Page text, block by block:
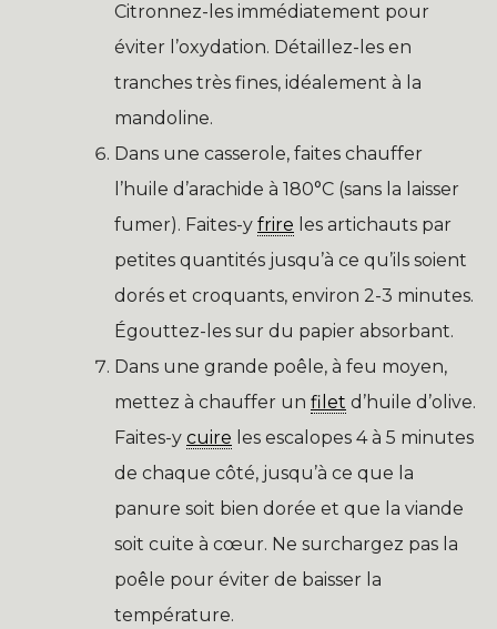
Citronnez-les immédiatement pour
éviter l’oxydation. Détaillez-les en
tranches très fines, idéalement à la
mandoline.
Dans une casserole, faites chauffer
l’huile d’arachide à 180°C (sans la laisser
fumer). Faites-y frire les artichauts par
petites quantités jusqu’à ce qu’ils soient
dorés et croquants, environ 2-3 minutes.
Égouttez-les sur du papier absorbant.
Dans une grande poêle, à feu moyen,
mettez à chauffer un filet d’huile d’olive.
Faites-y cuire les escalopes 4 à 5 minutes
de chaque côté, jusqu’à ce que la
panure soit bien dorée et que la viande
soit cuite à cœur. Ne surchargez pas la
poêle pour éviter de baisser la
température.